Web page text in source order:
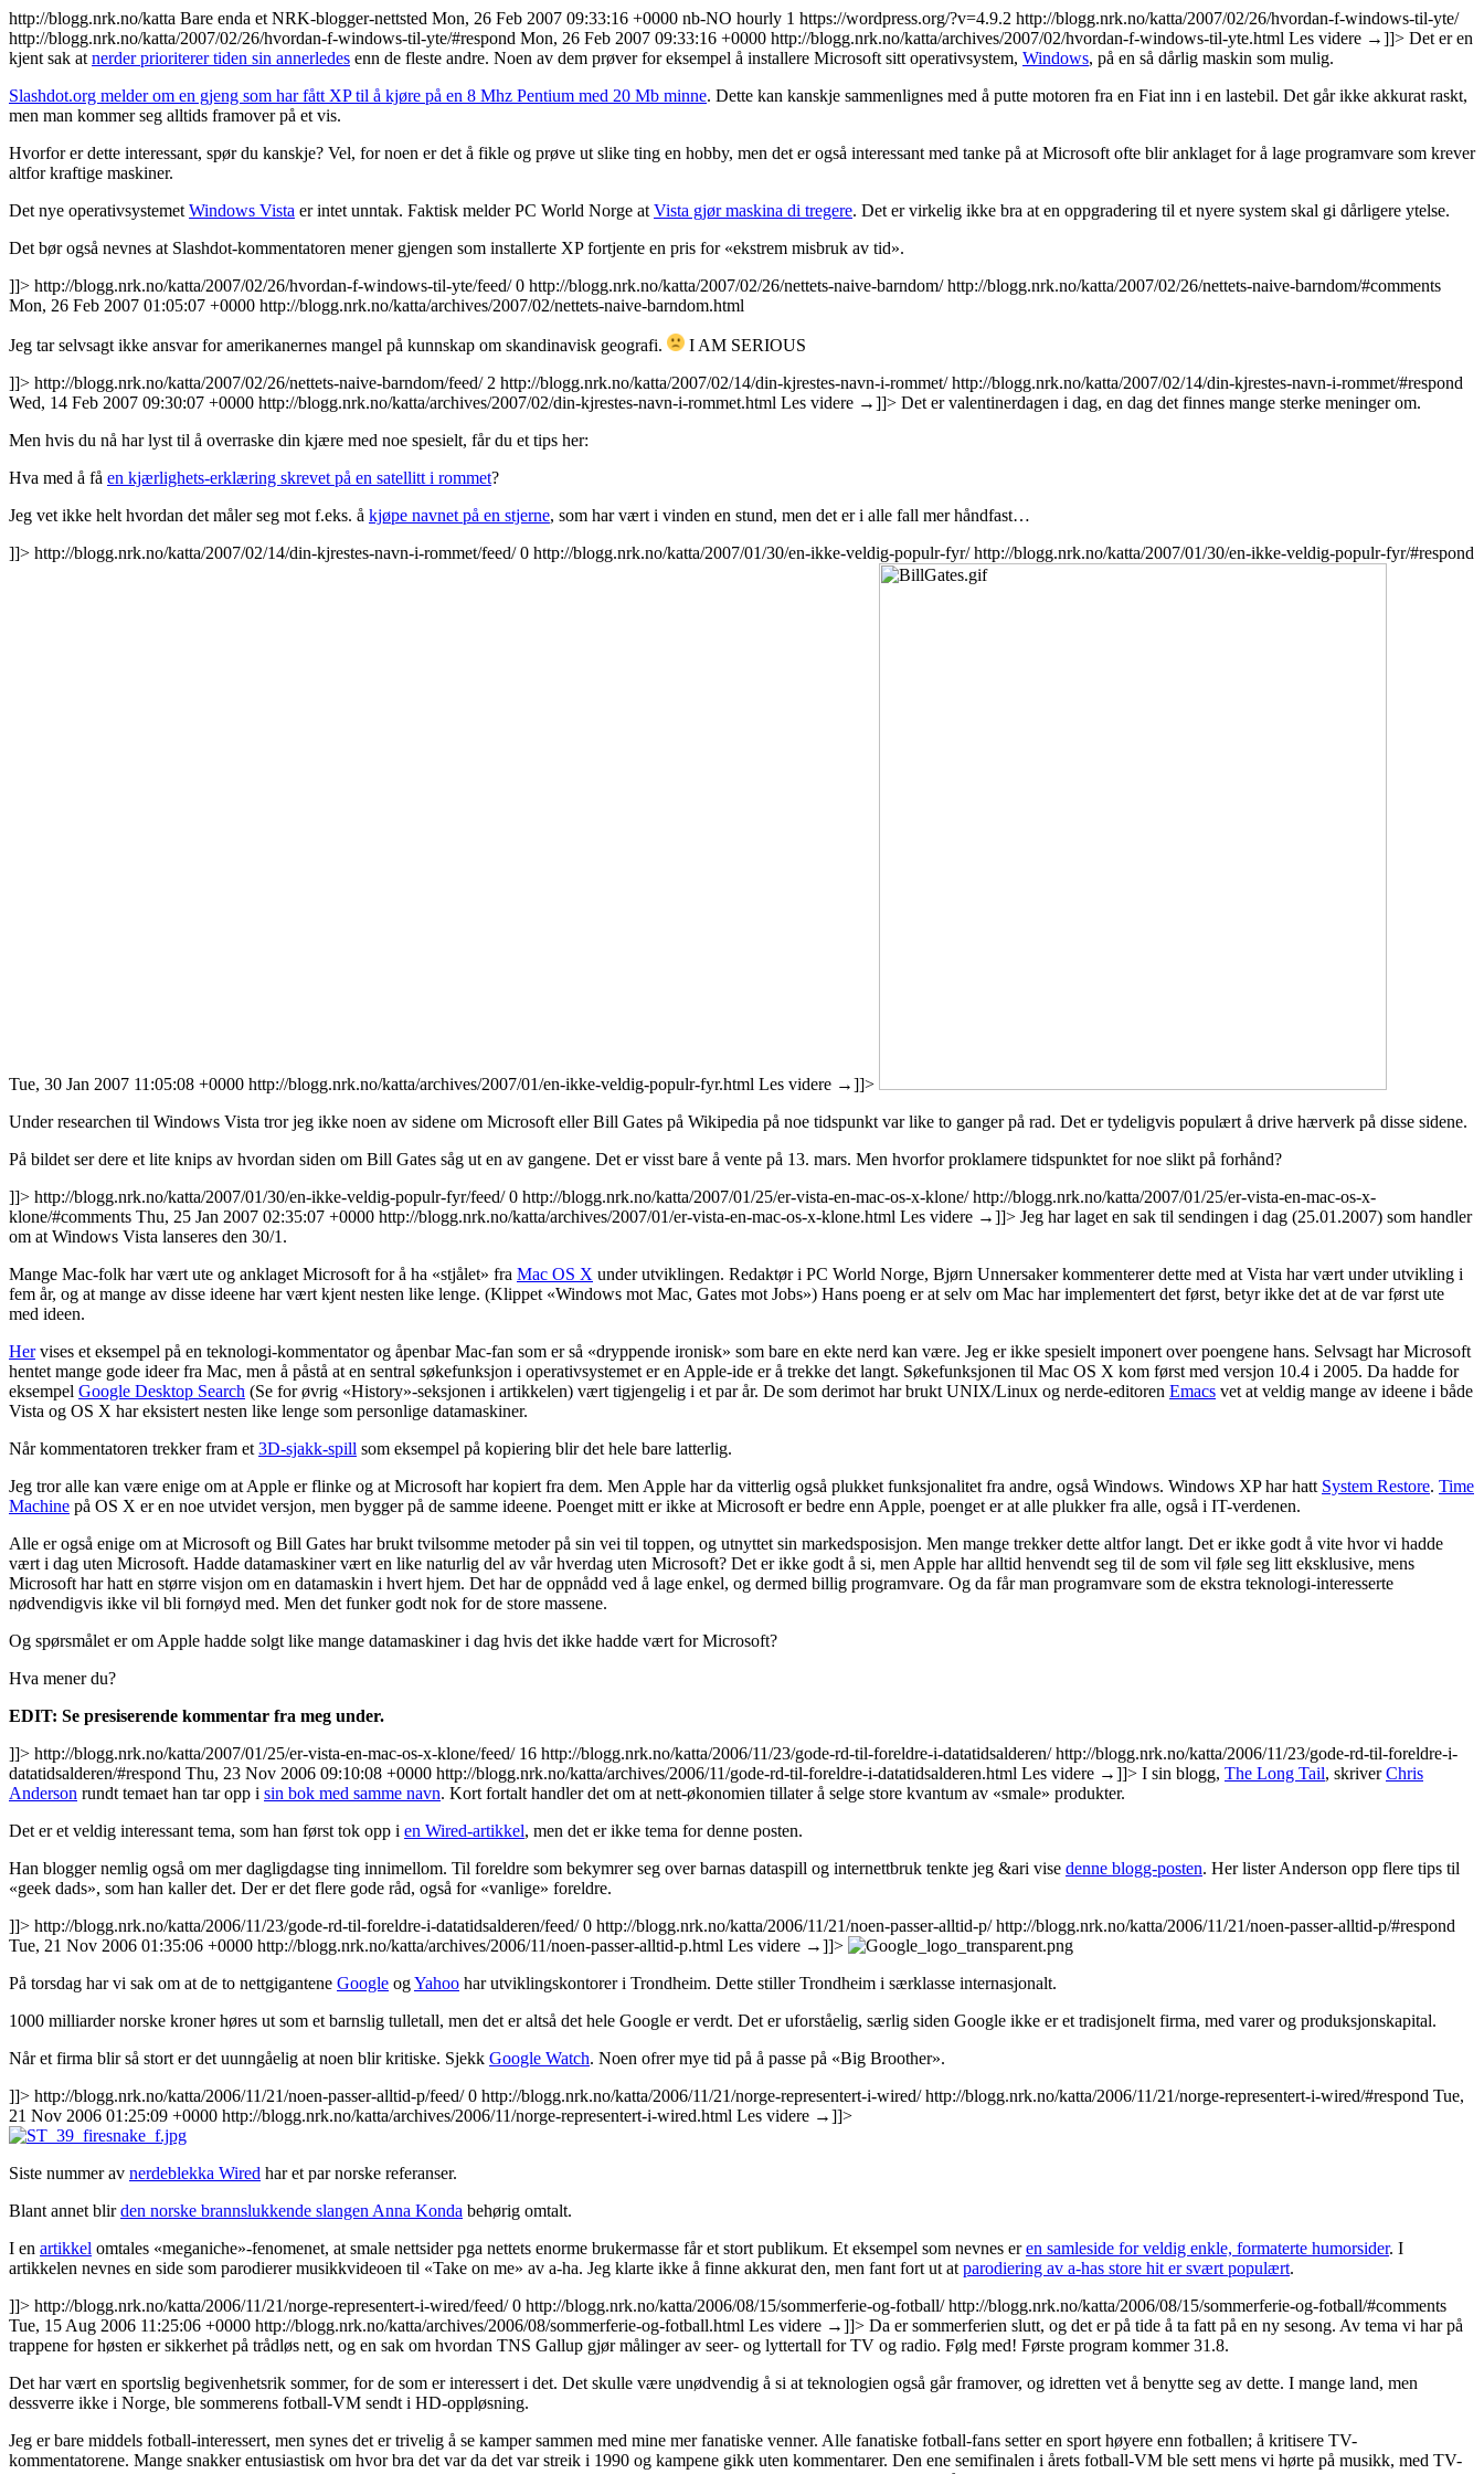
http://blogg.nrk.no/katta Bare enda et NRK-blogger-nettsted Mon, 26 Feb 2007 09:33:16 +0000 nb-NO hourly 1 https://wordpress.org/?v=4.9.2 http://blogg.nrk.no/katta/2007/02/26/hvordan-f-windows-til-yte/
http://blogg.nrk.no/katta/2007/02/26/hvordan-f-windows-til-yte/#respond Mon, 26 Feb 2007 09:33:16 +0000 http://blogg.nrk.no/katta/archives/2007/02/hvordan-f-windows-til-yte.html Les videre →]]> Det er en
kjent sak at nerder prioriterer tiden sin annerledes enn de fleste andre. Noen av dem prøver for eksempel å installere Microsoft sitt operativsystem, Windows, på en så dårlig maskin som mulig.
Slashdot.org melder om en gjeng som har fått XP til å kjøre på en 8 Mhz Pentium med 20 Mb minne. Dette kan kanskje sammenlignes med å putte motoren fra en Fiat inn i en lastebil. Det går ikke akkurat raskt,
men man kommer seg alltids framover på et vis.
Hvorfor er dette interessant, spør du kanskje? Vel, for noen er det å fikle og prøve ut slike ting en hobby, men det er også interessant med tanke på at Microsoft ofte blir anklaget for å lage programvare som krever
altfor kraftige maskiner.
Det nye operativsystemet Windows Vista er intet unntak. Faktisk melder PC World Norge at Vista gjør maskina di tregere. Det er virkelig ikke bra at en oppgradering til et nyere system skal gi dårligere ytelse.
Det bør også nevnes at Slashdot-kommentatoren mener gjengen som installerte XP fortjente en pris for «ekstrem misbruk av tid».
]]> http://blogg.nrk.no/katta/2007/02/26/hvordan-f-windows-til-yte/feed/ 0 http://blogg.nrk.no/katta/2007/02/26/nettets-naive-barndom/http://blogg.nrk.no/katta/2007/02/26/nettets-naive-barndom/#comments
Mon, 26 Feb 2007 01:05:07 +0000 http://blogg.nrk.no/katta/archives/2007/02/nettets-naive-barndom.html
Jeg tar selvsagt ikke ansvar for amerikanernes mangel på kunnskap om skandinavisk geografi.
I AM SERIOUS
]]> http://blogg.nrk.no/katta/2007/02/26/nettets-naive-barndom/feed/ 2 http://blogg.nrk.no/katta/2007/02/14/din-kjrestes-navn-i-rommet/http://blogg.nrk.no/katta/2007/02/14/din-kjrestes-navn-i-rommet/#respond
Wed, 14 Feb 2007 09:30:07 +0000 http://blogg.nrk.no/katta/archives/2007/02/din-kjrestes-navn-i-rommet.html Les videre →]]> Det er valentinerdagen i dag, en dag det finnes mange sterke meninger om.
Men hvis du nå har lyst til å overraske din kjære med noe spesielt, får du et tips her:
Hva med å få en kjærlighets-erklæring skrevet på en satellitt i rommet?
Jeg vet ikke helt hvordan det måler seg mot f.eks. å kjøpe navnet på en stjerne, som har vært i vinden en stund, men det er i alle fall mer håndfast…
]]> http://blogg.nrk.no/katta/2007/02/14/din-kjrestes-navn-i-rommet/feed/ 0 http://blogg.nrk.no/katta/2007/01/30/en-ikke-veldig-populr-fyr/http://blogg.nrk.no/katta/2007/01/30/en-ikke-veldig-populr-fyr/#respond
Tue, 30 Jan 2007 11:05:08 +0000 http://blogg.nrk.no/katta/archives/2007/01/en-ikke-veldig-populr-fyr.html Les videre →]]>
Under researchen til Windows Vista tror jeg ikke noen av sidene om Microsoft eller Bill Gates på Wikipedia på noe tidspunkt var like to ganger på rad. Det er tydeligvis populært å drive hærverk på disse sidene.
På bildet ser dere et lite knips av hvordan siden om Bill Gates såg ut en av gangene. Det er visst bare å vente på 13. mars. Men hvorfor proklamere tidspunktet for noe slikt på forhånd?
]]> http://blogg.nrk.no/katta/2007/01/30/en-ikke-veldig-populr-fyr/feed/ 0 http://blogg.nrk.no/katta/2007/01/25/er-vista-en-mac-os-x-klone/http://blogg.nrk.no/katta/2007/01/25/er-vista-en-mac-os-x-
klone/#comments Thu, 25 Jan 2007 02:35:07 +0000 http://blogg.nrk.no/katta/archives/2007/01/er-vista-en-mac-os-x-klone.html Les videre →]]> Jeg har laget en sak til sendingen i dag (25.01.2007) som handler
om at Windows Vista lanseres den 30/1.
Mange Mac-folk har vært ute og anklaget Microsoft for å ha «stjålet» fra Mac OS X under utviklingen. Redaktør i PC World Norge, Bjørn Unnersaker kommenterer dette med at Vista har vært under utvikling i
fem år, og at mange av disse ideene har vært kjent nesten like lenge. (Klippet «Windows mot Mac, Gates mot Jobs») Hans poeng er at selv om Mac har implementert det først, betyr ikke det at de var først ute
med ideen.
Hervises et eksempel på en teknologi-kommentator og åpenbar Mac-fan som er så «dryppende ironisk» som bare en ekte nerd kan være. Jeg er ikke spesielt imponert over poengene hans. Selvsagt har Microsoft
hentet mange gode ideer fra Mac, men å påstå at en sentral søkefunksjon i operativsystemet er en Apple-ide er å trekke det langt. Søkefunksjonen til Mac OS X kom først med versjon 10.4 i 2005. Da hadde for
eksempel Google Desktop Search (Se for øvrig «History»-seksjonen i artikkelen) vært tigjengelig i et par år. De som derimot har brukt UNIX/Linux og nerde-editoren Emacs vet at veldig mange av ideene i både
Vista og OS X har eksistert nesten like lenge som personlige datamaskiner.
Når kommentatoren trekker fram et 3D-sjakk-spill som eksempel på kopiering blir det hele bare latterlig.
Jeg tror alle kan være enige om at Apple er flinke og at Microsoft har kopiert fra dem. Men Apple har da vitterlig også plukket funksjonalitet fra andre, også Windows. Windows XP har hatt System Restore. Time
Machine på OS X er en noe utvidet versjon, men bygger på de samme ideene. Poenget mitt er ikke at Microsoft er bedre enn Apple, poenget er at alle plukker fra alle, også i IT-verdenen.
Alle er også enige om at Microsoft og Bill Gates har brukt tvilsomme metoder på sin vei til toppen, og utnyttet sin markedsposisjon. Men mange trekker dette altfor langt. Det er ikke godt å vite hvor vi hadde
vært i dag uten Microsoft. Hadde datamaskiner vært en like naturlig del av vår hverdag uten Microsoft? Det er ikke godt å si, men Apple har alltid henvendt seg til de som vil føle seg litt eksklusive, mens
Microsoft har hatt en større visjon om en datamaskin i hvert hjem. Det har de oppnådd ved å lage enkel, og dermed billig programvare. Og da får man programvare som de ekstra teknologi-interesserte
nødvendigvis ikke vil bli fornøyd med. Men det funker godt nok for de store massene.
Og spørsmålet er om Apple hadde solgt like mange datamaskiner i dag hvis det ikke hadde vært for Microsoft?
Hva mener du?
EDIT: Se presiserende kommentar fra meg under.
]]> http://blogg.nrk.no/katta/2007/01/25/er-vista-en-mac-os-x-klone/feed/ 16 http://blogg.nrk.no/katta/2006/11/23/gode-rd-til-foreldre-i-datatidsalderen/http://blogg.nrk.no/katta/2006/11/23/gode-rd-til-foreldre-i-
datatidsalderen/#respond Thu, 23 Nov 2006 09:10:08 +0000 http://blogg.nrk.no/katta/archives/2006/11/gode-rd-til-foreldre-i-datatidsalderen.html Les videre →]]> I sin blogg, The Long Tail, skriverChris
Anderson rundt temaet han tar opp i sin bok med samme navn. Kort fortalt handler det om at nett-økonomien tillater å selge store kvantum av «smale» produkter.
Det er et veldig interessant tema, som han først tok opp i en Wired-artikkel, men det er ikke tema for denne posten.
Han blogger nemlig også om mer dagligdagse ting innimellom. Til foreldre som bekymrer seg over barnas dataspill og internettbruk tenkte jeg &ari vise denne blogg-posten. Her lister Anderson opp flere tips til
«geek dads», som han kaller det. Der er det flere gode råd, også for «vanlige» foreldre.
]]> http://blogg.nrk.no/katta/2006/11/23/gode-rd-til-foreldre-i-datatidsalderen/feed/ 0 http://blogg.nrk.no/katta/2006/11/21/noen-passer-alltid-p/http://blogg.nrk.no/katta/2006/11/21/noen-passer-alltid-p/#respond
Tue, 21 Nov 2006 01:35:06 +0000 http://blogg.nrk.no/katta/archives/2006/11/noen-passer-alltid-p.html Les videre →]]>
På torsdag har vi sak om at de to nettgigantene Google ogYahoo har utviklingskontorer i Trondheim. Dette stiller Trondheim i særklasse internasjonalt.
1000 milliarder norske kroner høres ut som et barnslig tulletall, men det er altså det hele Google er verdt. Det er uforståelig, særlig siden Google ikke er et tradisjonelt firma, med varer og produksjonskapital.
Når et firma blir så stort er det uunngåelig at noen blir kritiske. Sjekk Google Watch. Noen ofrer mye tid på å passe på «Big Broother».
]]> http://blogg.nrk.no/katta/2006/11/21/noen-passer-alltid-p/feed/ 0 http://blogg.nrk.no/katta/2006/11/21/norge-representert-i-wired/http://blogg.nrk.no/katta/2006/11/21/norge-representert-i-wired/#respond Tue,
21 Nov 2006 01:25:09 +0000 http://blogg.nrk.no/katta/archives/2006/11/norge-representert-i-wired.html Les videre →]]>
Siste nummer av nerdeblekka Wired har et par norske referanser.
Blant annet blirden norske brannslukkende slangen Anna Konda behørig omtalt.
I en artikkel omtales «meganiche»-fenomenet, at smale nettsider pga nettets enorme brukermasse får et stort publikum. Et eksempel som nevnes eren samleside for veldig enkle, formaterte humorsider. I
artikkelen nevnes en side som parodierer musikkvideoen til «Take on me» av a-ha. Jeg klarte ikke å finne akkurat den, men fant fort ut at parodiering av a-has store hit er svært populært.
]]> http://blogg.nrk.no/katta/2006/11/21/norge-representert-i-wired/feed/ 0 http://blogg.nrk.no/katta/2006/08/15/sommerferie-og-fotball/http://blogg.nrk.no/katta/2006/08/15/sommerferie-og-fotball/#comments
Tue, 15 Aug 2006 11:25:06 +0000 http://blogg.nrk.no/katta/archives/2006/08/sommerferie-og-fotball.html Les videre →]]> Da er sommerferien slutt, og det er på tide å ta fatt på en ny sesong. Av tema vi har på
trappene for høsten er sikkerhet på trådløs nett, og en sak om hvordan TNS Gallup gjør målinger av seer- og lyttertall for TV og radio. Følg med! Første program kommer 31.8.
Det har vært en sportslig begivenhetsrik sommer, for de som er interessert i det. Det skulle være unødvendig å si at teknologien også går framover, og idretten vet å benytte seg av dette. I mange land, men
dessverre ikke i Norge, ble sommerens fotball-VM sendt i HD-oppløsning.
Jeg er bare middels fotball-interessert, men synes det er trivelig å se kamper sammen med mine mer fanatiske venner. Alle fanatiske fotball-fans setter en sport høyere enn fotballen; å kritisere TV-
kommentatorene. Mange snakker entusiastisk om hvor bra det var da det var streik i 1990 og kampene gikk uten kommentarer. Den ene semifinalen i årets fotball-VM ble sett mens vi hørte på musikk, med TV-